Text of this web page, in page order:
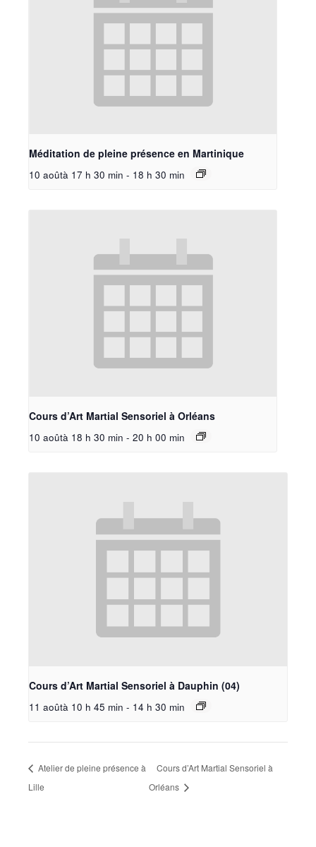
Méditation de pleine présence en Martinique
10 aoûtà 17 h 30 min - 18 h 30 min
Cours d’Art Martial Sensoriel à Orléans
10 aoûtà 18 h 30 min - 20 h 00 min
Cours d’Art Martial Sensoriel à Dauphin (04)
11 aoûtà 10 h 45 min - 14 h 30 min
Atelier de pleine présence à
Lille
Cours d’Art Martial Sensoriel à
Orléans